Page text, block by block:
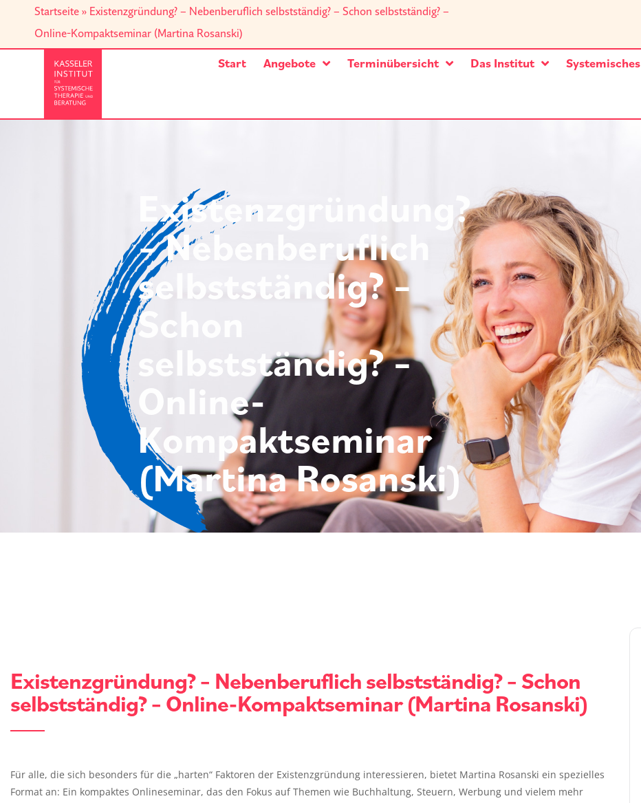
Startseite » Existenzgründung? – Nebenberuflich selbstständig? – Schon selbstständig? –
Online-Kompaktseminar (Martina Rosanski)
Start Angebote Terminübersicht Das Institut Systemisches
Existenzgründung?
– Nebenberuflich
selbstständig? –
Schon
selbstständig? –
Online-
Kompaktseminar
(Martina Rosanski)
Existenzgründung? – Nebenberuflich selbstständig? – Schon
selbstständig? – Online-Kompaktseminar (Martina Rosanski)
Für alle, die sich besonders für die „harten“ Faktoren der Existenzgründung interessieren, bietet Martina Rosanski ein spezielles
Format an: Ein kompaktes Onlineseminar, das den Fokus auf Themen wie Buchhaltung, Steuern, Werbung und vielem mehr